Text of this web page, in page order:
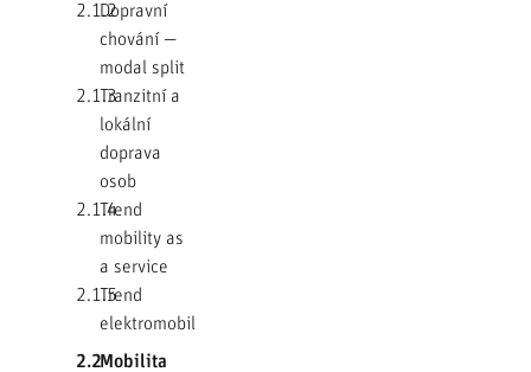
2.1.2Dopravní
chování —
modal split
2.1.3Tranzitní a
lokální
doprava
osob
2.1.4Trend
mobility as
a service
2.1.5Trend
elektromobility
2.2Mobilita